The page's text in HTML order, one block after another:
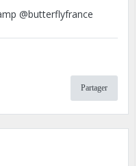
@butterflyfrance
Partager